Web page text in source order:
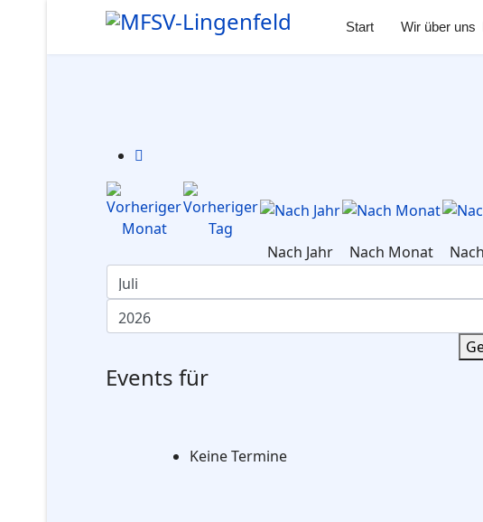
Start Wir über uns
Nach Jahr Nach Monat
Events für
Keine Termine